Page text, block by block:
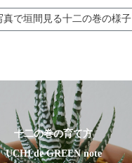
真で垣間見る十二の巻の様子
十二の巻の育て方
UCHI de GREEN note